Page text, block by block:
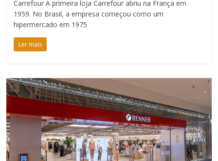
Carrefour A primeira loja Carrefour abriu na França em
1959. No Brasil, a empresa começou como um
hipermercado em 1975
Ler mais